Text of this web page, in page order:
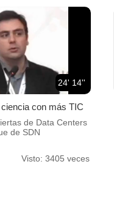
24' 14''
con más TIC
de Data Centers
de SDN
Visto: 3405 veces